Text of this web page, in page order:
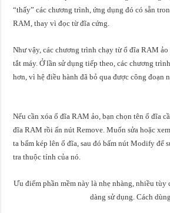
“thấy” các chương trình, ứng dụng đó có sẵn
RAM, thay vì đọc từ đĩa cứng.
Như vậy, các chương trình chạy từ ổ đĩa RAM
tắt máy. Ở lần sử dụng tiếp theo, các chương
hơn, vì hệ điều hành đã bỏ qua được công đoạn
Nếu cần xóa ổ đĩa RAM ảo, bạn chọn tên ổ đĩa
đĩa RAM rồi ấn nút Remove. Muốn sửa hoặc
ta bấm kép lên ổ đĩa, sau đó bấm nút Modify để
tra thuộc tính của nó.
Ưu điểm phần mềm này là nhẹ nhàng, nhiều tùy
dàng sử dụng. Cách